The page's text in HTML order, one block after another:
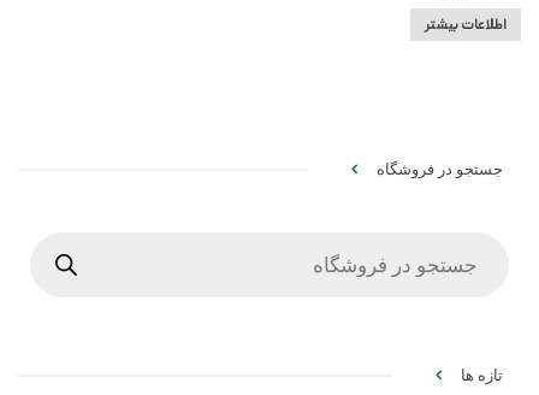
اطلاعات بیشتر
جستجو در فروشگاه
تازه ها